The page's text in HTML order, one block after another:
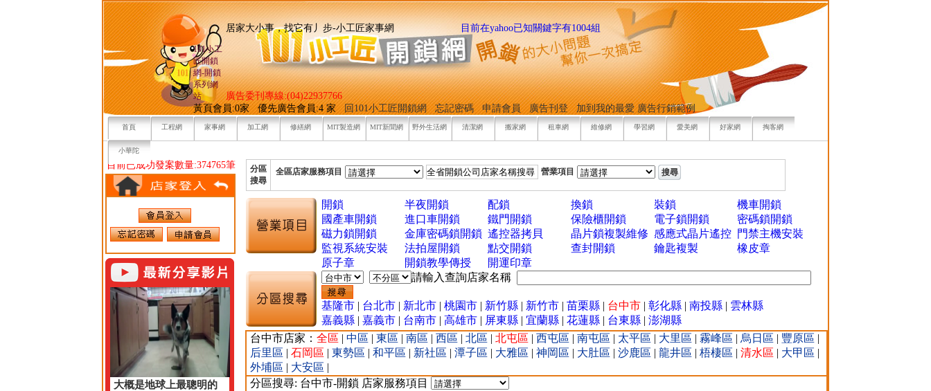
101小工
匠開鎖
網-開鎖
系列網
站
居家大小事，找它有丿步-小工匠家事網 目前在yahoo已知關鍵字有1004組
廣告委刊專線:(04)22937766
黃頁會員:0家 優先廣告會員:4 家回101小工匠開鎖網 忘記密碼 申請會員 廣告刊登 加到我的最愛 廣告行銷範例
首頁 工程網 家事網 加工網 修繕網 MIT製造網 MIT新聞網 野外生活網 清潔網 搬家網 租車網 維修網 學習網 愛美網 好家網 掏客網
小華陀
目前已成功發案數量:374765筆
大概是地球上最聰明的
分區
搜尋
全區店家服務項目 營業項目
開鎖 半夜開鎖 配鎖 換鎖 裝鎖
機車開鎖
國產車開鎖
進口車開鎖 鐵門開鎖 保險櫃開鎖 電子鎖開鎖
密碼鎖開鎖
磁力鎖開鎖
金庫密碼鎖開鎖 遙控器拷貝 晶片鎖複製維修 感應式晶片遙控 門禁主機安裝
監視系統安裝
法拍屋開鎖 點交開鎖 查封開鎖 鑰匙複製
橡皮章
原子章
開鎖教學傳授
開運印章
請輸入查詢店家名稱
基隆市 | 台北市 | 新北市 | 桃園市 | 新竹縣 | 新竹市 | 苗栗縣 | 台中市 | 彰化縣 | 南投縣 | 雲林縣
嘉義縣 | 嘉義市 | 台南市 | 高雄市 | 屏東縣 | 宜蘭縣 | 花蓮縣 | 台東縣 | 澎湖縣
台中市店家： 全區 | 中區 | 東區 | 南區 | 西區 | 北區 | 北屯區 | 西屯區 | 南屯區 | 太平區 | 大里區 | 霧峰區 | 烏日區 | 豐原區 |
后里區 | 石岡區 | 東勢區 | 和平區 | 新社區 | 潭子區 | 大雅區 | 神岡區 | 大肚區 | 沙鹿區 | 龍井區 | 梧棲區 | 清水區 | 大甲區 |
外埔區 | 大安區 |
分區搜尋: 台中市-開鎖 店家服務項目